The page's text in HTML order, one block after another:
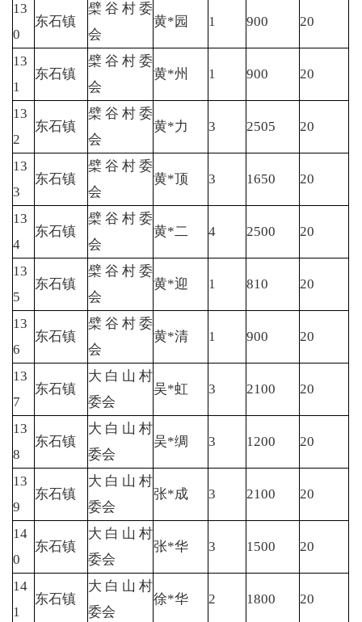
13
0
东石镇
檗谷村委
会
黄*园 1 900 20
13
1
东石镇
檗谷村委
会
黄*州 1 900 20
13
2
东石镇
檗谷村委
会
黄*力 3 2505 20
13
3
东石镇
檗谷村委
会
黄*顶 3 1650 20
13
4
东石镇
檗谷村委
会
黄*二 4 2500 20
13
5
东石镇
檗谷村委
会
黄*迎 1 810 20
13
6
东石镇
檗谷村委
会
黄*清 1 900 20
13
7
东石镇
大白山村
委会
吴*虹 3 2100 20
13
8
东石镇
大白山村
委会
吴*绸 3 1200 20
13
9
东石镇
大白山村
委会
张*成 3 2100 20
14
0
东石镇
大白山村
委会
张*华 3 1500 20
14
1
东石镇
大白山村
委会
徐*华 2 1800 20